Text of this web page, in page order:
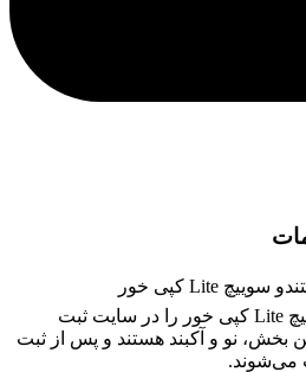
مشتری سفارش نینتندو سوییچ Lite کپی خور را در سایت ثبت
بخش، نو و آکبند هستند و پس از ثبت
می‌شوند.